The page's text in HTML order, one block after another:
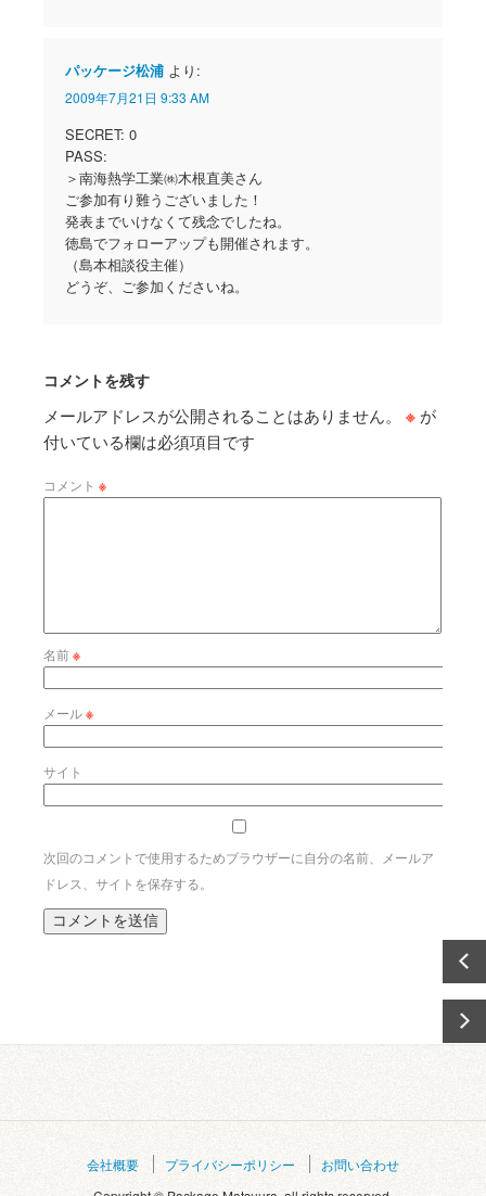
パッケージ松浦 より:
2009年7月21日 9:33 AM
SECRET: 0
PASS:
＞南海熱学工業㈱木根直美さん
ご参加有り難うございました！
発表までいけなくて残念でしたね。
徳島でフォローアップも開催されます。
（島本相談役主催）
どうぞ、ご参加くださいね。
コメントを残す
メールアドレスが公開されることはありません。 ※ が
付いている欄は必須項目です
コメント ※
名前※
メール※
サイト
次回のコメントで使用するためブラウザーに自分の名前、メールア
ドレス、サイトを保存する。
会社概要 プライバシーポリシー
お問い合わせ